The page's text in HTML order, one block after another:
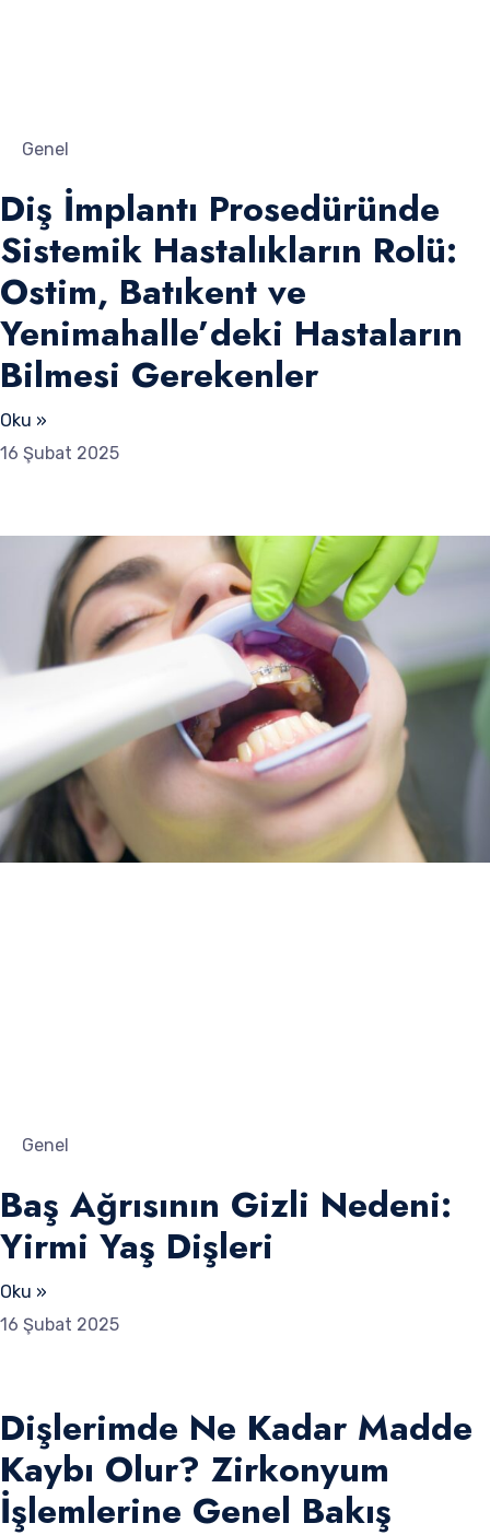
Genel
Diş İmplantı Prosedüründe
Sistemik Hastalıkların Rolü:
Ostim, Batıkent ve
Yenimahalle’deki Hastaların
Bilmesi Gerekenler
Oku »
16 Şubat 2025
Genel
Baş Ağrısının Gizli Nedeni:
Yirmi Yaş Dişleri
Oku »
16 Şubat 2025
Dişlerimde Ne Kadar Madde
Kaybı Olur? Zirkonyum
İşlemlerine Genel Bakış